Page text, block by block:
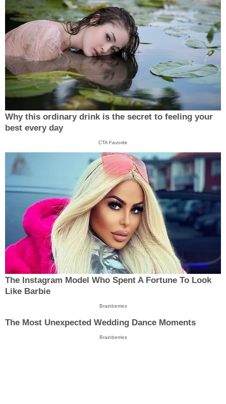
Why this ordinary drink is the secret to feeling your
best every day
CTA Favorite
The Instagram Model Who Spent A Fortune To Look
Like Barbie
Brainberries
The Most Unexpected Wedding Dance Moments
Brainberries